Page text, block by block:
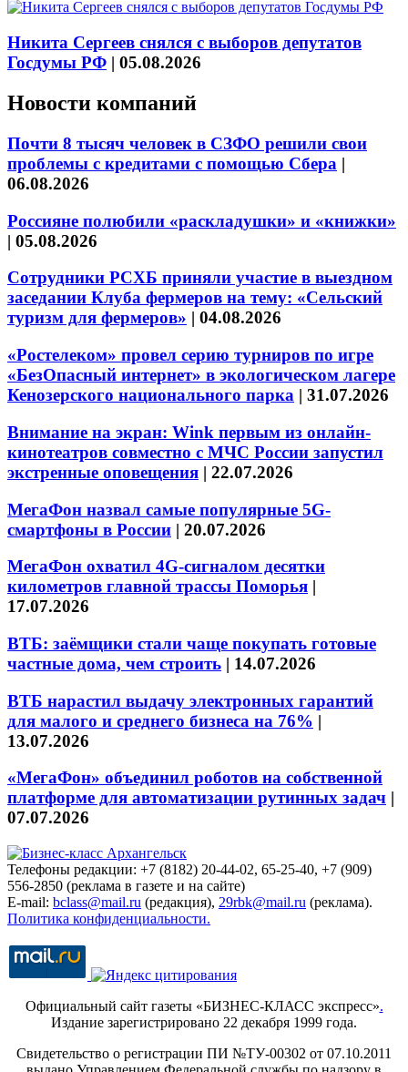
Никита Сергеев снялся с выборов депутатов
Госдумы РФ | 05.08.2026
Новости компаний
Почти 8 тысяч человек в СЗФО решили свои
проблемы с кредитами с помощью Сбера |
06.08.2026
Россияне полюбили «раскладушки» и «книжки»
| 05.08.2026
Сотрудники РСХБ приняли участие в выездном
заседании Клуба фермеров на тему: «Сельский
туризм для фермеров» | 04.08.2026
«Ростелеком» провел серию турниров по игре
«БезОпасный интернет» в экологическом лагере
Кенозерского национального парка | 31.07.2026
Внимание на экран: Wink первым из онлайн-
кинотеатров совместно с МЧС России запустил
экстренные оповещения | 22.07.2026
МегаФон назвал самые популярные 5G-
смартфоны в России | 20.07.2026
МегаФон охватил 4G-сигналом десятки
километров главной трассы Поморья |
17.07.2026
ВТБ: заёмщики стали чаще покупать готовые
частные дома, чем строить | 14.07.2026
ВТБ нарастил выдачу электронных гарантий
для малого и среднего бизнеса на 76% |
13.07.2026
«МегаФон» объединил роботов на собственной
платформе для автоматизации рутинных задач |
07.07.2026
Телефоны редакции: +7 (8182) 20-44-02, 65-25-40, +7 (909)
556-2850 (реклама в газете и на сайте)
E-mail: bclass@mail.ru (редакция), 29rbk@mail.ru (реклама).
Политика конфиденциальности.
Официальный сайт газеты «БИЗНЕС-КЛАСС экспресс».
Издание зарегистрировано 22 декабря 1999 года.
Свидетельство о регистрации ПИ №ТУ-00302 от 07.10.2011